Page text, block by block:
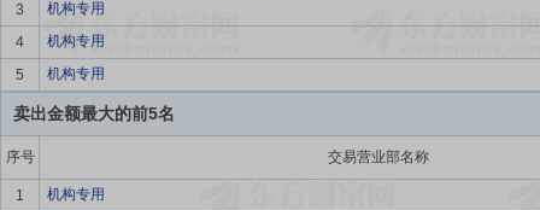
3
机构专用
4
机构专用
5
机构专用
卖出金额最大的前5名
序号 交易营业部名称
1
机构专用